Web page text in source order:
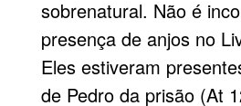
sobrenatural. Não é
presença de anjos no
Eles estiveram
de Pedro da prisão (At